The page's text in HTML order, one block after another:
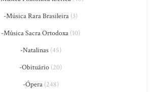
-Música Rara Brasileira (3)
-Música Sacra Ortodoxa (10)
-Natalinas(45)
-Obituário (20)
-Ópera(248)